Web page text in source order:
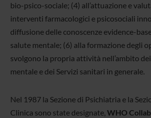
bio-psico-sociale; (4) all’attuazione e
interventi farmacologici e psicosociali
diffusione delle conoscenze evidence-
salute mentale; (6) alla formazione degli
svolgono la propria attività nell’ambito
mentale e dei Servizi sanitari in generale.
Nel 1987 la Sezione di Psichiatria e la
Clinica sono state designate, WHO